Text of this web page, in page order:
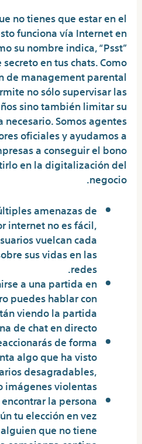
no tienes que estar en el
funciona vía Internet en
su nombre indica, “Psst”
en tus chats. Como
de management parental
no sólo supervisar las
sino también limitar su
necesario. Somos agentes
oficiales y ayudamos a
a conseguir el bono
en la digitalización del
negocio.
amenazas de
internet no es fácil,
vuelcan cada
sus vidas en las
redes.
a una partida en
puedes hablar con
viendo la partida
de chat en directo.
de forma
algo que ha visto
desagradables,
violentas.
la persona
tu elección en vez
que no tiene